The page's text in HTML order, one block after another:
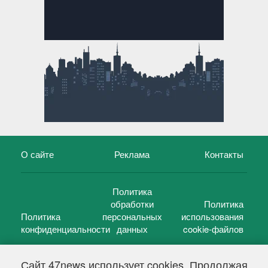
Сайт 47news использует cookies. Продолжая
О сайте Реклама Контакты
Политика
конфиденциальности
Политика
обработки
персональных
данных
Политика
использования
cookie-файлов